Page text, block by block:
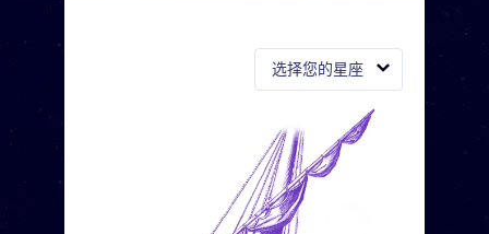
选择您的星座